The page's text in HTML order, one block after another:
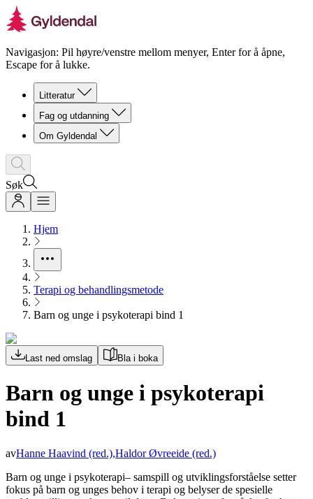
Navigasjon: Pil høyre/venstre mellom menyer, Enter for å åpne,
Escape for å lukke.
Litteratur
Fag og utdanning
Om Gyldendal
Søk
Hjem
Terapi og behandlingsmetode
Barn og unge i psykoterapi bind 1
Last ned omslag Bla i boka
Barn og unge i psykoterapi
bind 1
avHanne Haavind (red.),Haldor Øvreeide (red.)
Barn og unge i psykoterapi– samspill og utviklingsforståelse setter
fokus på barn og unges behov i terapi og belyser de spesielle